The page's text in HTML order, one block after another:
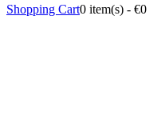
Shopping Cart0 item(s) - €0